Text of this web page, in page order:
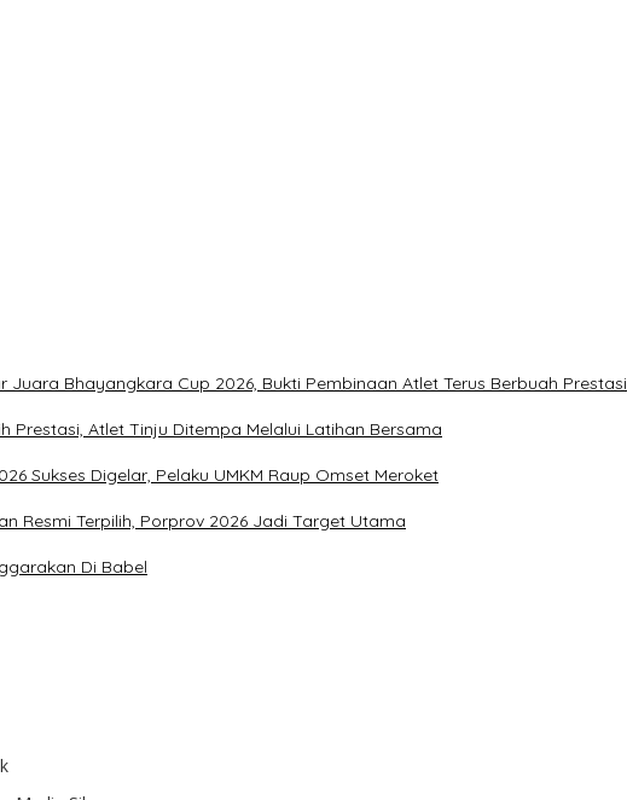
Juara Bhayangkara Cup 2026, Bukti Pembinaan Atlet Terus Berbuah Prestasi
Prestasi, Atlet Tinju Ditempa Melalui Latihan Bersama
Sukses Digelar, Pelaku UMKM Raup Omset Meroket
Resmi Terpilih, Porprov 2026 Jadi Target Utama
Di Babel